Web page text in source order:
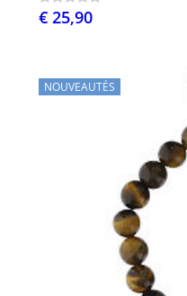
€ 25,90
NOUVEAUTÉS